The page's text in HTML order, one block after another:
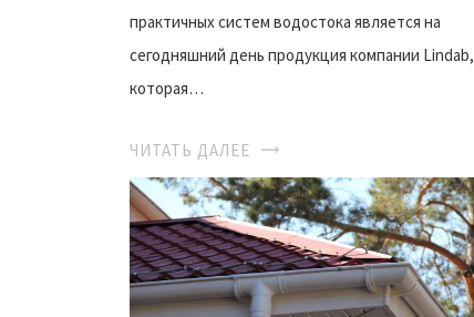
практичных систем водостока является на
сегодняшний день продукция компании Lindab,
которая…
ЧИТАТЬ ДАЛЕЕ